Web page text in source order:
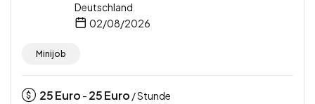
Deutschland
02/08/2026
Minijob
25Euro - 25Euro / Stunde